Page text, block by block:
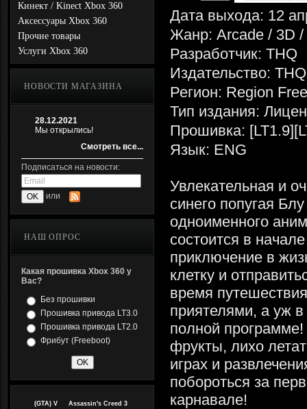
Кинект / Kinect Xbox 360
Аксессуары Xbox 360
Прочие товары
Услуги Xbox 360
НОВОСТИ МАГАЗИНА
28.12.2021
Мы открылись!
Смотреть все...
Подписаться на новости:
или
НАШ ОПРОС
Какая прошивка Xbox 360 у
Вас?
Без прошивки
Прошивка привода LT3.0
Прошивка привода LT2.0
Фрибут (Freeboot)
(GTA) V
Assassin's Creed 3
Дата выхода: 12
Жанр: Arcade / 3D /
Разработчик: THQ
Издательство: THQ
Регион: Region Free
Тип издания:
Прошивка:
Язык: ENG
Увлекательная и
синего попугая
одноименного
состоится в
приключение в
клетку и
время
приятелями, а уж
полной программе!
фрукты, лихо
играх и
побороться за
карнавале!